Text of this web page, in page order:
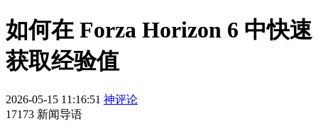
如何在 Forza Horizon 6 中快速
获取经验值
2026-05-15 11:16:51 神评论
17173 新闻导语